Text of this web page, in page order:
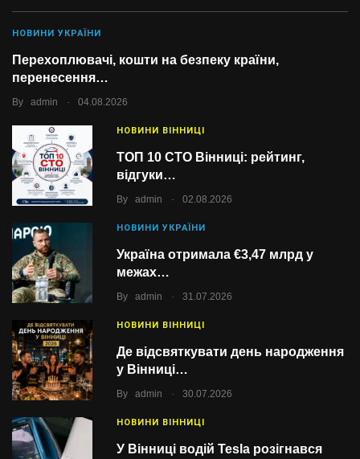
НОВИНИ УКРАЇНИ
Перехоплювачі, кошти на безпеку країни,
перенесення…
By admin . 04.08.2026
НОВИНИ ВІННИЦІ
ТОП 10 СТО Вінниці: рейтинг,
відгуки…
By admin . 02.08.2026
НОВИНИ УКРАЇНИ
Україна отримала €3,47 млрд у
межах…
By admin . 31.07.2026
НОВИНИ ВІННИЦІ
Де відсвяткувати день народження
у Вінниці…
By admin . 30.07.2026
НОВИНИ ВІННИЦІ
У Вінниці водій Tesla розігнався